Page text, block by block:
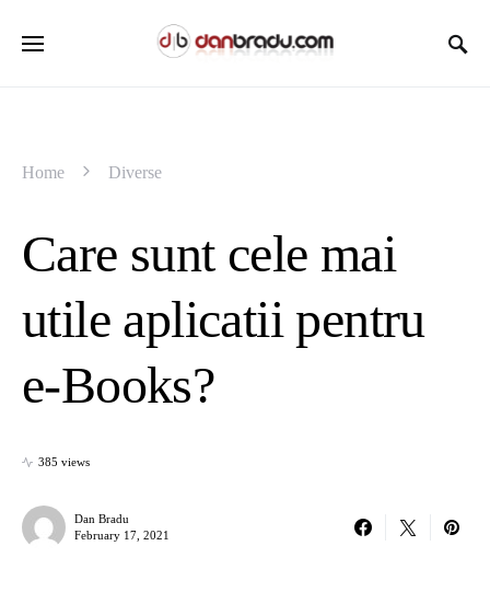
Home Diverse
Care sunt cele mai
utile aplicatii pentru
e-Books?
385 views
Dan Bradu
February 17, 2021